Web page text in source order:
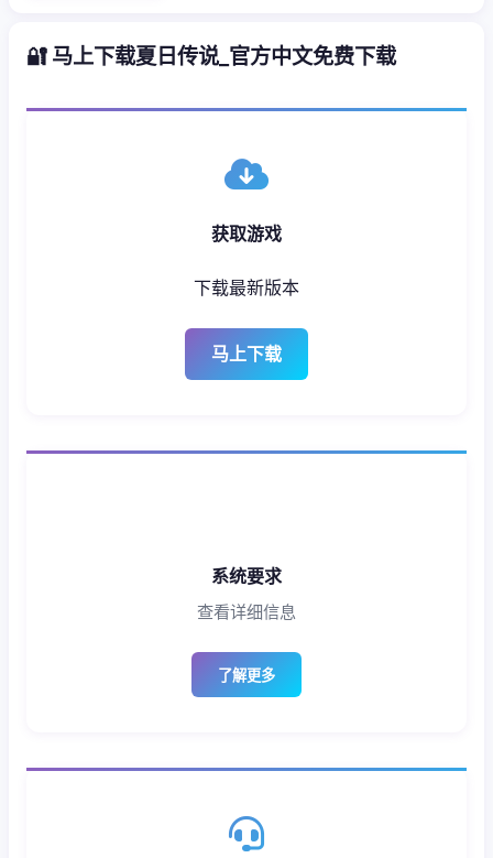
🔐 马上下载夏日传说_官方中文免费下载
获取游戏
下载最新版本
马上下载
系统要求
查看详细信息
了解更多